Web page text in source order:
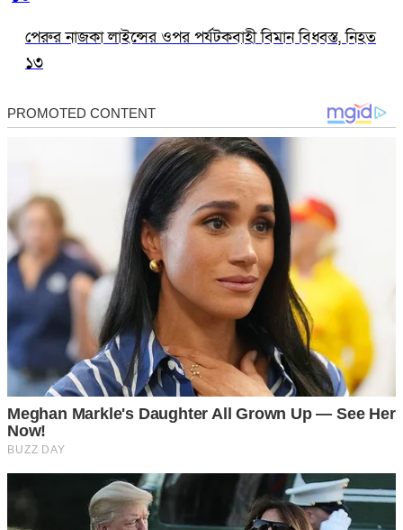
পেরুর নাজকা লাইন্সের ওপর পর্যটকবাহী বিমান বিধ্বস্ত, নিহত
১৩